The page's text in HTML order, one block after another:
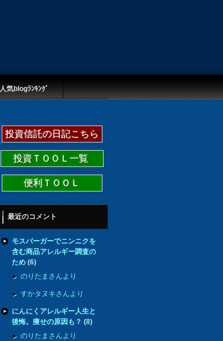
人気blogﾗﾝｷﾝｸﾞ
投資信託の日記こちら
投資ＴＯＯＬ一覧
便利ＴＯＯＬ
最近のコメント
モスバーガーでニンニクを
含む商品アレルギー調査の
ため(6)
のりたまさんより
すかタヌキさんより
にんにくアレルギー人生と
後悔。痩せの原因も？(8)
のりたまさんより